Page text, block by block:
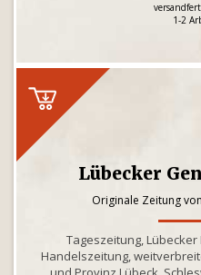
1-2
Lübecker
Originale Zeitung
Tageszeitung,
Handelszeitung,